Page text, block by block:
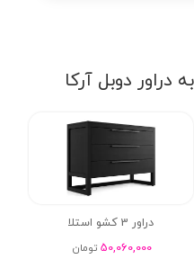
دوبل آرکا
دراور 3 کشو استلا
50,060,000 تومان